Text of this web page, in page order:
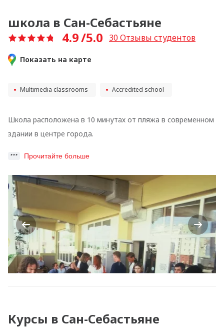
школа в Сан-Себастьяне
4.9/5.0 30Отзывы студентов
Показать на карте
Multimedia classrooms Accredited school
Школа расположена в 10 минутах от пляжа в современном
здании в центре города.
Прочитайте больше
Курсы в Сан-Себастьяне